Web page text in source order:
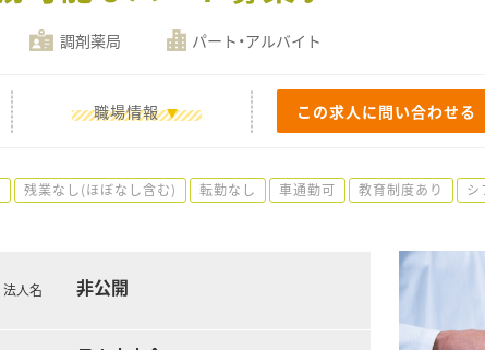
調剤薬局 パート・アルバイト
職場情報 この求人に問い合わせる
残業なし(ほぼなし含む) 転勤なし 車通勤可 教育制度あり シ
法人名 非公開